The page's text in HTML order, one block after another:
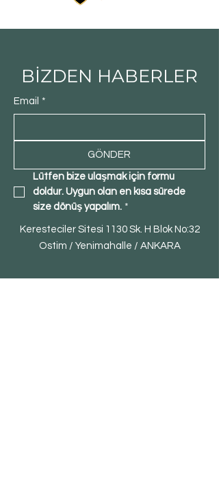
BİZDEN HABERLER
Email *
GÖNDER
Lütfen bize ulaşmak için formu
doldur. Uygun olan en kısa sürede
size dönüş yapalım. *
Keresteciler Sitesi 1130 Sk. H Blok No:32
Ostim / Yenimahalle / ANKARA